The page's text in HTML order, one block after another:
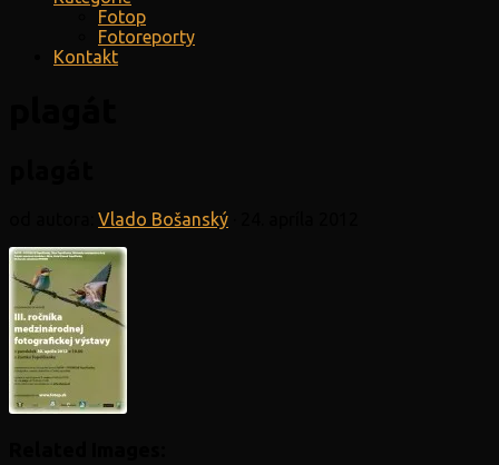
Fotop
Fotoreporty
Kontakt
Vlado Bošanský